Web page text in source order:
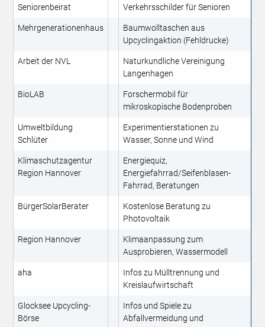
Seniorenbeirat Verkehrsschilder für Senioren
Mehrgenerationenhaus
Baumwolltaschen aus
Upcyclingaktion (Fehldrucke)
Arbeit der NVL
Naturkundliche Vereinigung
Langenhagen
BioLAB
Forschermobil für
mikroskopische Bodenproben
Umweltbildung
Schlüter
Experimentierstationen zu
Wasser, Sonne und Wind
Klimaschutzagentur
Region Hannover
Energiequiz,
Energiefahrrad/Seifenblasen-
Fahrrad, Beratungen
BürgerSolarBerater
Kostenlose Beratung zu
Photovoltaik
Region Hannover
Klimaanpassung zum
Ausprobieren, Wassermodell
aha
Infos zu Mülltrennung und
Kreislaufwirtschaft
Glocksee Upcycling-
Börse
Infos und Spiele zu
Abfallvermeidung und